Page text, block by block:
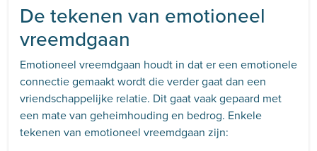
De tekenen van emotioneel
vreemdgaan
Emotioneel vreemdgaan houdt in dat er een emotionele
connectie gemaakt wordt die verder gaat dan een
vriendschappelijke relatie. Dit gaat vaak gepaard met
een mate van geheimhouding en bedrog. Enkele
tekenen van emotioneel vreemdgaan zijn: